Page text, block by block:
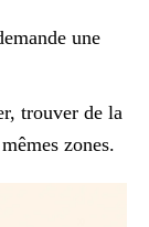
une
trouver de la
zones.